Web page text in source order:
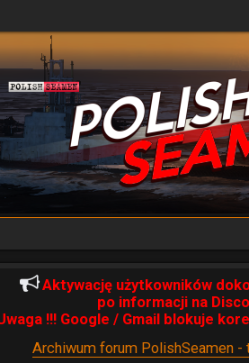
Aktywację użytkowników
po informacji na
!!! Google / Gmail blokuje
Archiwum forum PolishSeamen -